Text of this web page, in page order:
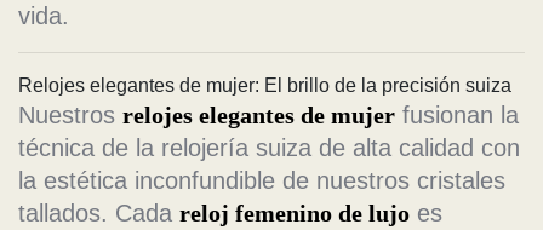
vida.
Relojes elegantes de mujer: El brillo de la precisión suiza
Nuestros relojes elegantes de mujer fusionan la
técnica de la relojería suiza de alta calidad con
la estética inconfundible de nuestros cristales
tallados. Cada reloj femenino de lujo es